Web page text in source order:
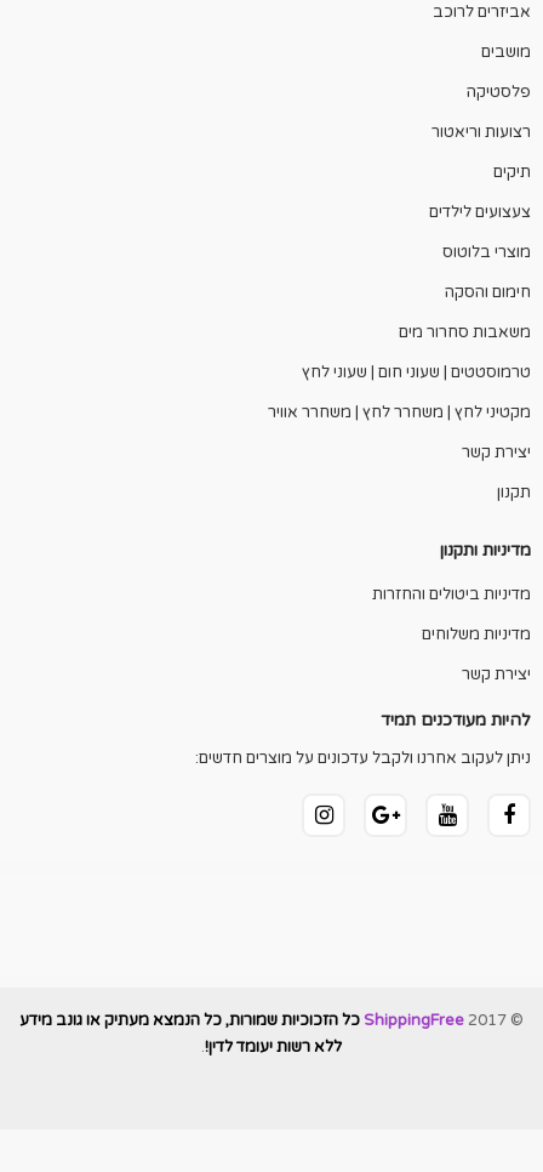
אביזרים לרוכב
מושבים
פלסטיקה
רצועות וריאטור
תיקים
צעצועים לילדים
מוצרי בלוטוס
חימום והסקה
משאבות סחרור מים
טרמוסטטים | שעוני חום | שעוני לחץ
מקטיני לחץ | משחרר לחץ | משחרר אוויר
יצירת קשר
תקנון
מדיניות ותקנון
מדיניות ביטולים והחזרות
מדיניות משלוחים
יצירת קשר
להיות מעודכנים תמיד
ניתן לעקוב אחרנו ולקבל עדכונים על מוצרים חדשים:
© 2017
ShippingFreeכל הזכוכיות שמורות, כל הנמצא מעתיק או גונב מידע
ללא רשות יעומד לדין!.